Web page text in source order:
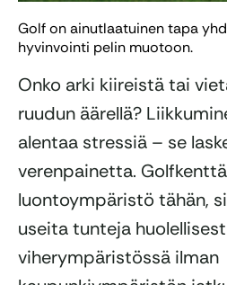
Golf on ainutlaatuinen tapa
hyvinvointi pelin muotoon.
Onko arki kiireistä tai
ruudun äärellä?
alentaa stressiä – se
verenpainetta.
luontoympäristö tähän,
useita tunteja
viherympäristössä ilman